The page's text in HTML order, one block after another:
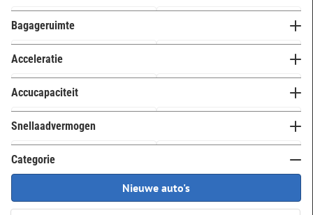
6 cilinders
12
Bagageruimte
Acceleratie
Accucapaciteit
Snellaadvermogen
Categorie
Nieuwe auto's